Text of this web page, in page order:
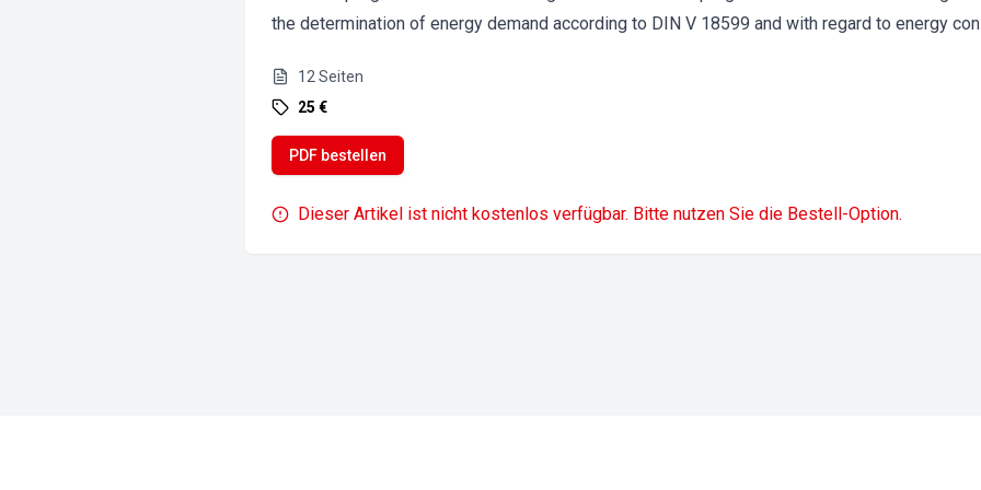
the determination of energy demand according to DIN V 18599 and with regard to energy
12 Seiten
25 €
PDF bestellen
Dieser Artikel ist nicht kostenlos verfügbar. Bitte nutzen Sie die Bestell-Option.